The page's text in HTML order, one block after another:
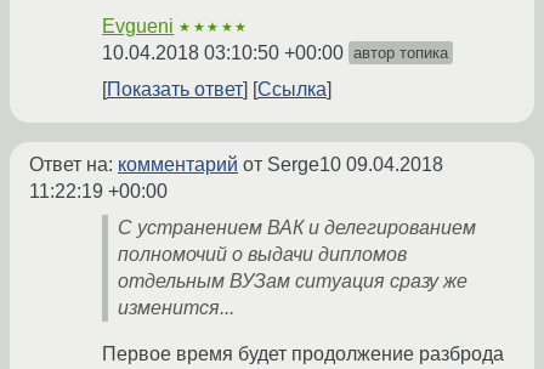
Evgueni ★★★★★
10.04.2018 03:10:50 +00:00 автор топика
Показать ответ Ссылка
Ответ на: комментарий от Serge10 09.04.2018
11:22:19 +00:00
С устранением ВАК и делегированием
полномочий о выдачи дипломов
отдельным ВУЗам ситуация сразу же
изменится...
Первое время будет продолжение разброда